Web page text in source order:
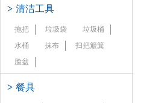
> 清洁工具
拖把 垃圾袋
垃圾桶
水桶
抹布
扫把簸箕
脸盆
> 餐具